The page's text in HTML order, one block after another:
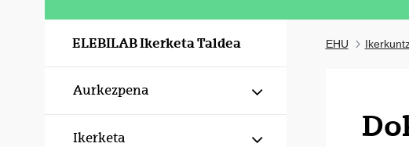
ELEBILAB Ikerketa Taldea
Aurkezpena Erakutsi/izkutatu
Ikerketa Erakutsi/izkutatu
EHU